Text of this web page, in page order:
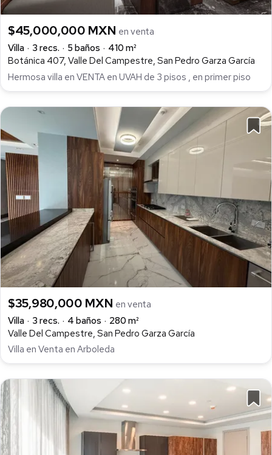
$45,000,000 MXN en venta
Villa
3 recs. 5 baños
410 m²
Botánica 407, Valle Del Campestre, San Pedro Garza García
Hermosa villa en VENTA en UVAH de 3 pisos , en primer piso
$35,980,000 MXN en venta
Villa
3 recs. 4 baños
280 m²
Valle Del Campestre, San Pedro Garza García
Villa en Venta en Arboleda